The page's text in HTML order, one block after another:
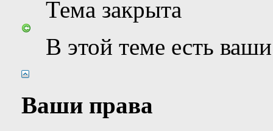
Тема закрыта
В этой теме есть
Ваши права